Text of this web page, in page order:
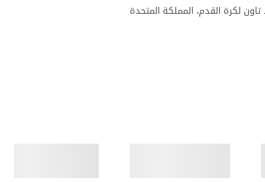
لكرة القدم، المملكة المتحدة